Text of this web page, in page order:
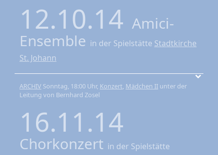
12.10.14 Amici-
Ensemble in der Spielstätte Stadtkirche
St. Johann
ARCHIV Sonntag, 18:00 Uhr, Konzert, Mädchen II unter der
Leitung von Bernhard Zosel
16.11.14
Chorkonzert in der Spielstätte